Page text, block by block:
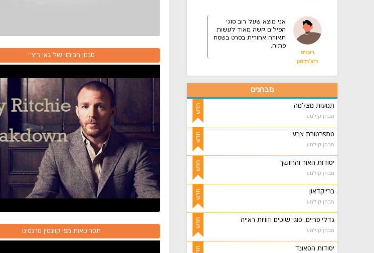
רוברט
ריצ'רדסון
אני מוצא שעל רוב סוגי
הפילים קשה מאוד לעשות
תאורה אחורית בסרט בשטח
פתוח.
מבחנים
תנועות מצלמה
מבחן קולנוע
טמפרטורת צבע
מבחן קולנוע
יסודות האור והחושך
מבחן קולנוע
ברייקדאון
מבחן קולנוע
גדלי פריים, סוגי שוטים וזוויות ראייה
מבחן קולנוע
יסודות הסאונד
סגנון הבימוי של גאי ריצ'י
תסריטאות מפי קוונטין טרנטינו